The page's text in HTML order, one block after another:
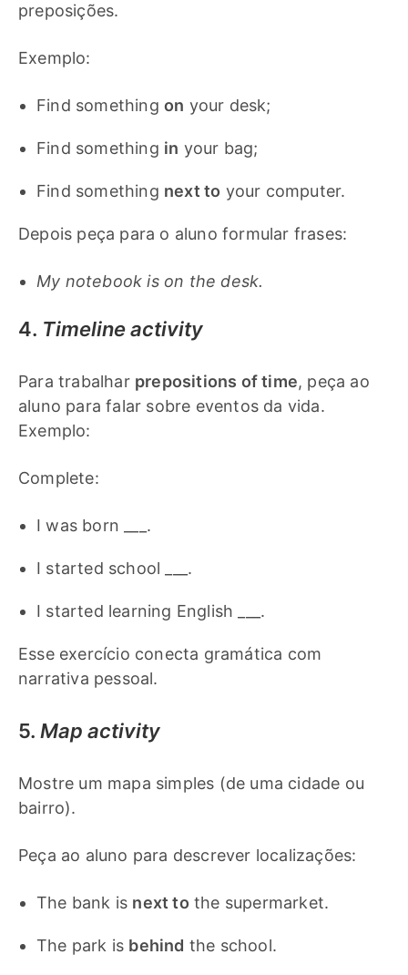
preposições.
Exemplo:
Find something on your desk;
Find something in your bag;
Find something next to your computer.
Depois peça para o aluno formular frases:
My notebook is on the desk.
4. Timeline activity
Para trabalhar prepositions of time, peça ao
aluno para falar sobre eventos da vida.
Exemplo:
Complete:
I was born ___.
I started school ___.
I started learning English ___.
Esse exercício conecta gramática com
narrativa pessoal.
5. Map activity
Mostre um mapa simples (de uma cidade ou
bairro).
Peça ao aluno para descrever localizações:
The bank is next to the supermarket.
The park is behind the school.